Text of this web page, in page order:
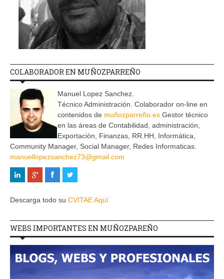
COLABORADOR EN MUÑOZPARREÑO
Manuel Lopez Sanchez.
Técnico Administración. Colaborador on-line en
contenidos de muñozparreño.es Gestor técnico
en las áreas de Contabilidad, administración,
Exportación, Finanzas, RR.HH, Informática,
Community Manager, Social Manager, Redes Informaticas.
manuellopezsanchez73@gmail.com
Descarga todo su CVITAE Aquí
WEBS IMPORTANTES EN MUÑOZPAREÑO